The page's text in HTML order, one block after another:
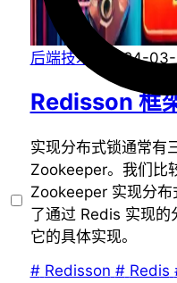
后端技术 2024-
Redisson 框
实现分布式锁通常有
Zookeeper。我们比
Zookeeper 实现分
了通过 Redis 实现的
它的具体实现。
# Redisson # Redis